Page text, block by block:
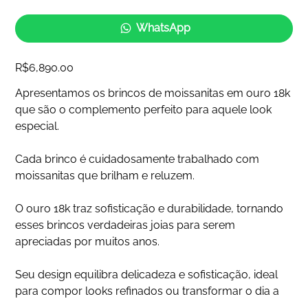
WhatsApp
Price
R$6,890.00
Apresentamos os brincos de moissanitas em ouro 18k
que são o complemento perfeito para aquele look
especial.
Cada brinco é cuidadosamente trabalhado com
moissanitas que brilham e reluzem.
O ouro 18k traz sofisticação e durabilidade, tornando
esses brincos verdadeiras joias para serem
apreciadas por muitos anos.
Seu design equilibra delicadeza e sofisticação, ideal
para compor looks refinados ou transformar o dia a